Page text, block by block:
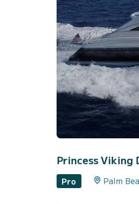
Princess Viking
Pro Palm